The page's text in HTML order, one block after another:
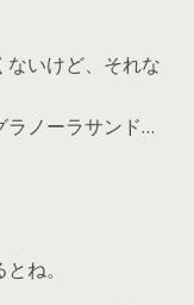
ないけど、それな
ラノーラサンド…
ね。